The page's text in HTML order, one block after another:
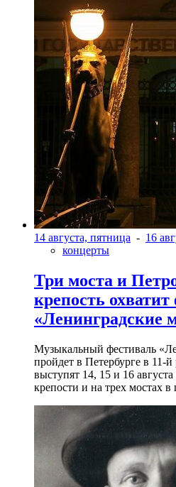
14 августа, пятница - 16
концерты
Три моста и
крепость
«Ленинградские
Музыкальный фестиваль
пройдет в Петербурге в 11-
выступят 14, 15 и 16
крепости и на трех мостах